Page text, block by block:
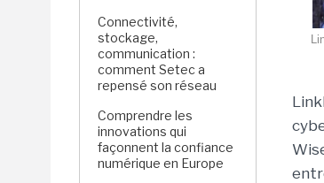
Connectivité,
stockage,
communication :
comment Setec a
repensé son réseau
Comprendre les
innovations qui
façonnent la confiance
numérique en Europe